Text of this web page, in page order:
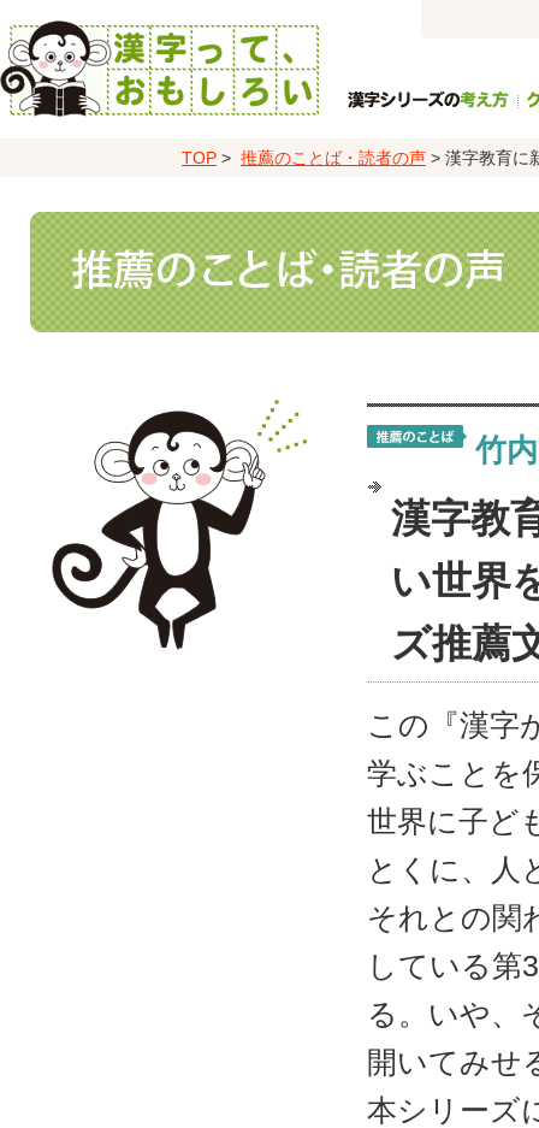
サ
ト
ゲ
ー
シ
ョ
ン
TOP > 推薦のことば・読者の声 > 漢字教育に
竹
漢字教
い世界
ズ推薦
この『漢字
学ぶことを
世界に子ど
とくに、人
それとの関
している第
る。いや、
開いてみせ
本シリーズ